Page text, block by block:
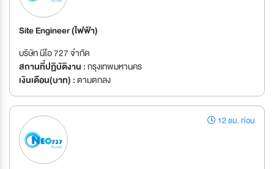
Site Engineer (ไฟฟ้า)
บริษัท นีโอ 727 จำกัด
สถานที่ปฏิบัติงาน :กรุงเทพมหานคร
เงินเดือน(บาท) :ตามตกลง
12 ชม. ก่อน